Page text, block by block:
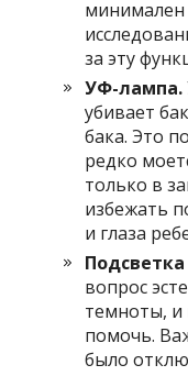
за эту
УФ-лампа.
убивает
бака. Это
редко
только в
избежать
и глаза
вопрос
темноты, и
помочь.
было